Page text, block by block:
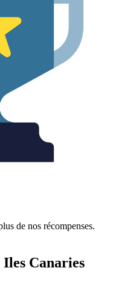
de nos récompenses.
Iles Canaries